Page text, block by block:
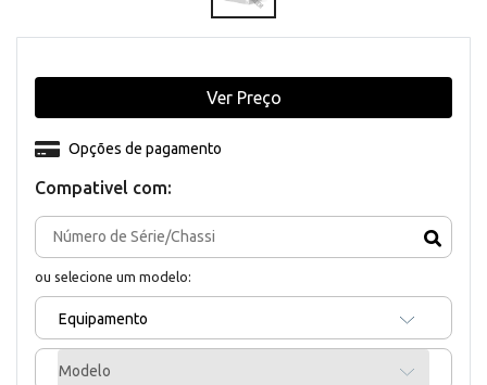
Compativel com:
ou selecione um modelo:
Equipamento
Modelo
Opções de pagamento
Ver Preço